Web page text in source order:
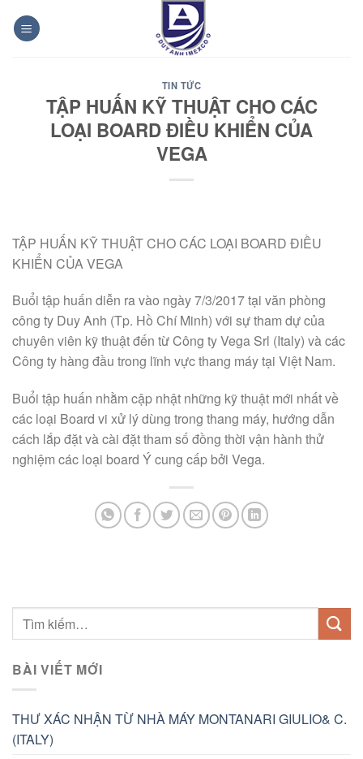
qua
TIN TỨC
TẬP HUẤN KỸ THUẬT CHO CÁC
LOẠI BOARD ĐIỀU KHIỂN CỦA
VEGA
TẬP HUẤN KỸ THUẬT CHO CÁC LOẠI BOARD ĐIỀU
KHIỂN CỦA VEGA
Buổi tập huấn diễn ra vào ngày 7/3/2017 tại văn phòng
công ty Duy Anh (Tp. Hồ Chí Minh) với sự tham dự của
chuyên viên kỹ thuật đến từ Công ty Vega Srl (Italy) và các
Công ty hàng đầu trong lĩnh vực thang máy tại Việt Nam.
Buổi tập huấn nhằm cập nhật những kỹ thuật mới nhất về
các loại Board vi xử lý dùng trong thang máy, hướng dẫn
cách lắp đặt và cài đặt tham số đồng thời vận hành thử
nghiệm các loại board Ý cung cấp bởi Vega.
BÀI VIẾT MỚI
THƯ XÁC NHẬN TỪ NHÀ MÁY MONTANARI GIULIO& C.
(ITALY)